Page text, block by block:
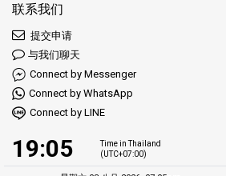
联系我们
提交申请
与我们聊天
Connect by Messenger
Connect by WhatsApp
Connect by LINE
19:05
Time in Thailand
(UTC+07:00)